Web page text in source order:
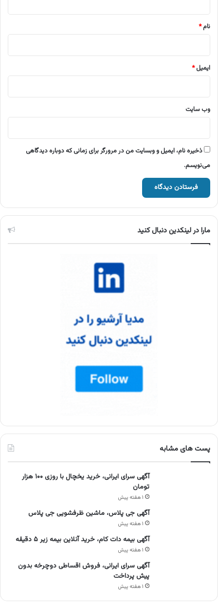
نام*
ایمیل*
وب‌ سایت
ذخیره نام، ایمیل و وبسایت من در مرورگر برای زمانی که دوباره دیدگاهی
می‌نویسم.
مارا در لینکدین دنبال کنید
پست های مشابه
آگهی سرای ایرانی، خرید یخچال با روزی ۱۰۰ هزار
تومان
۱ هفته پیش
آگهی جی پلاس، ماشین ظرفشویی جی پلاس
۱ هفته پیش
آگهی بیمه دات کام، خرید آنلاین بیمه زیر ۵ دقیقه
۱ هفته پیش
آگهی سرای ایرانی، فروش اقساطی دوچرخه بدون
پیش پرداخت
۱ هفته پیش